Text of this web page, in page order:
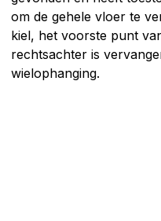
om de gehele vloer te
kiel, het voorste punt
rechtsachter is
wielophanging.